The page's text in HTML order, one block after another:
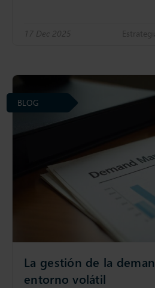
17 Dec 2025
La gestión de la
entorno volátil
BLOG